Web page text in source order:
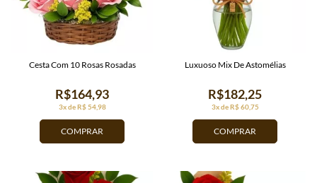
COMPRAR
3x de R$ 54,98
R$164,93
Cesta Com 10 Rosas Rosadas
COMPRAR
3x de R$ 60,75
R$182,25
Luxuoso Mix De Astomélias